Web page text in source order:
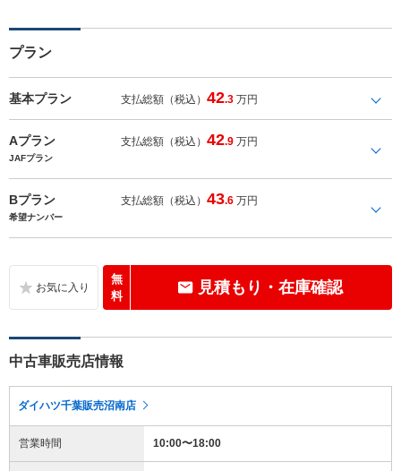
プラン
基本プラン 支払総額（税込）42.3 万円
Aプラン 支払総額（税込）42.9 万円
JAFプラン
Bプラン 支払総額（税込）43.6 万円
希望ナンバー
無
料
見積もり・在庫確認
中古車販売店情報
ダイハツ千葉販売沼南店
営業時間 10:00〜18:00